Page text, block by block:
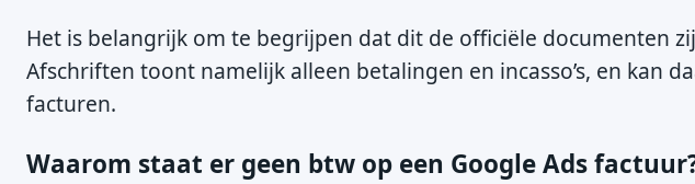
Het is belangrijk om te begrijpen dat dit de officiële documenten
Afschriften toont namelijk alleen betalingen en incasso’s, en kan
facturen.
Waarom staat er geen btw op een Google Ads